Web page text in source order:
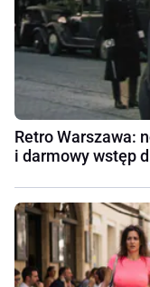
Retro Warszawa:
i darmowy wstęp